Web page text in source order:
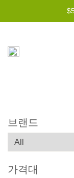
최저
브랜드
가격대